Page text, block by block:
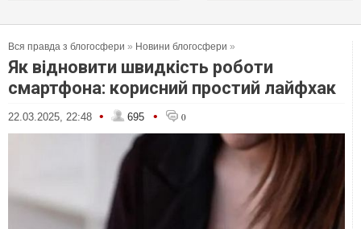
Вся правда з блогосфери » Новини блогосфери »
Як відновити швидкість роботи
смартфона: корисний простий лайфхак
22.03.2025, 22:48 • 695 • 0